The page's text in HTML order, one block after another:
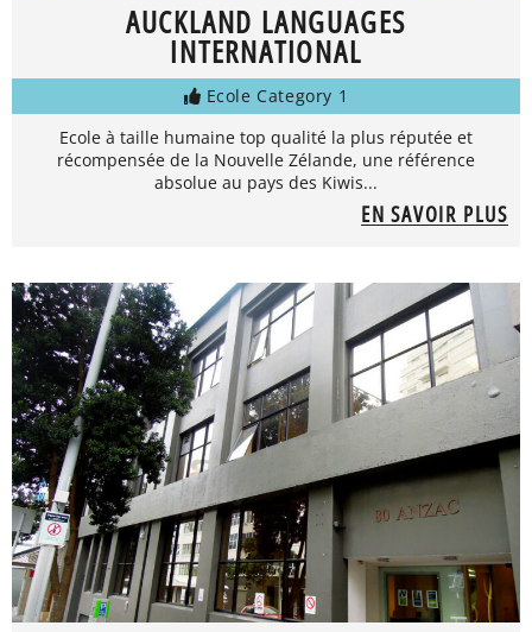
AUCKLAND LANGUAGES
INTERNATIONAL
Ecole Category 1
Ecole à taille humaine top qualité la plus réputée et
récompensée de la Nouvelle Zélande, une référence
absolue au pays des Kiwis...
EN SAVOIR PLUS